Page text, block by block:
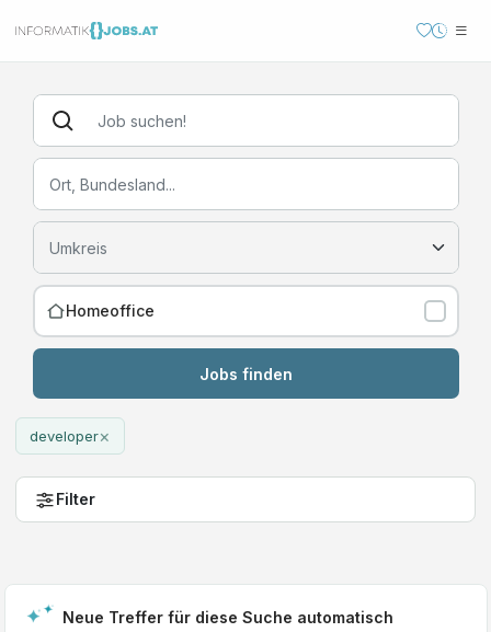
Homeoffice
Jobs finden
developer×
Filter
Neue Treffer für diese Suche automatisch